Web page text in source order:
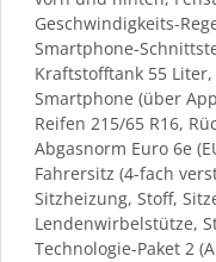
Geschwindigkeits-
Smartphone-
Kraftstofftank 55
Smartphone (über
Reifen 215/65 R16,
Abgasnorm Euro 6e
Fahrersitz (4-fach
Sitzheizung, Stoff,
Lendenwirbelstütze,
Technologie-Paket 2